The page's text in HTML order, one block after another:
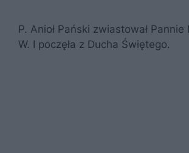
P. Anioł Pański zwiastował Pannie
W. I poczęła z Ducha Świętego.